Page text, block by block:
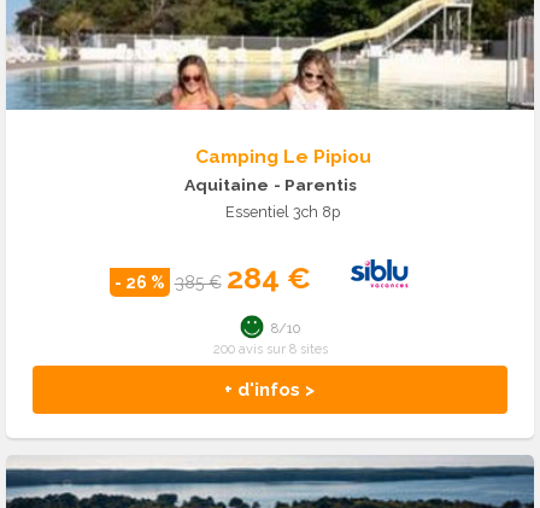
Camping Le Pipiou
Aquitaine - Parentis
Essentiel 3ch 8p
- 26 % 385 € 284 €
+ d'infos >
8/10
200 avis sur 8 sites